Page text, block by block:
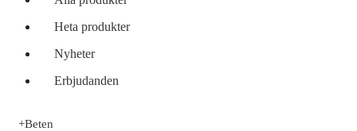
Heta produkter
Nyheter
Erbjudanden
+Beten